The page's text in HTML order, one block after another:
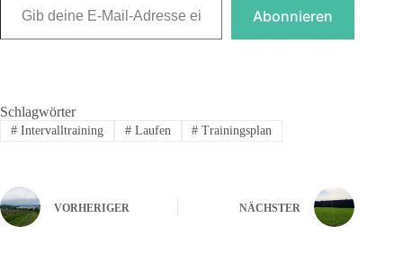
Abonnieren
Schlagwörter
#Intervalltraining #Laufen # Trainingsplan
VORHERIGER NÄCHSTER